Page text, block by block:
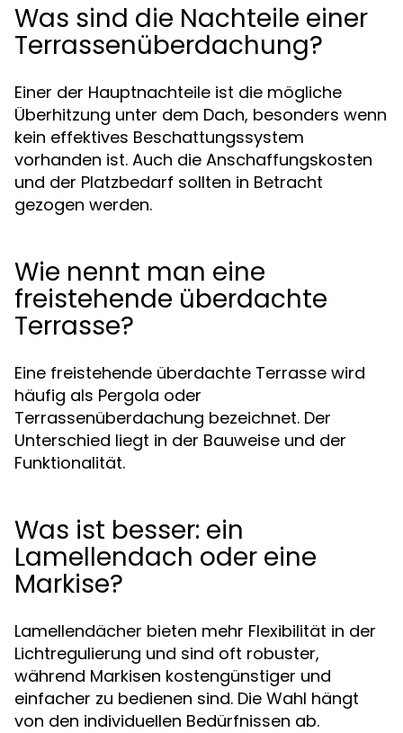
Was sind die Nachteile einer
Terrassenüberdachung?
Einer der Hauptnachteile ist die mögliche
Überhitzung unter dem Dach, besonders wenn
kein effektives Beschattungssystem
vorhanden ist. Auch die Anschaffungskosten
und der Platzbedarf sollten in Betracht
gezogen werden.
Wie nennt man eine
freistehende überdachte
Terrasse?
Eine freistehende überdachte Terrasse wird
häufig als Pergola oder
Terrassenüberdachung bezeichnet. Der
Unterschied liegt in der Bauweise und der
Funktionalität.
Was ist besser: ein
Lamellendach oder eine
Markise?
Lamellendächer bieten mehr Flexibilität in der
Lichtregulierung und sind oft robuster,
während Markisen kostengünstiger und
einfacher zu bedienen sind. Die Wahl hängt
von den individuellen Bedürfnissen ab.